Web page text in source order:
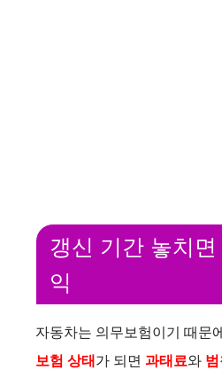
갱신 기간 놓치
익
자동차는 의무보험이기 때문
보험 상태 가 되면 과태료와